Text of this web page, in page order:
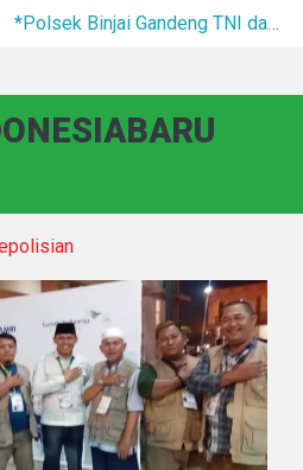
*Polsek Binjai Gandeng TNI dan Kepala Desa Grebek Sarang Narkoba*